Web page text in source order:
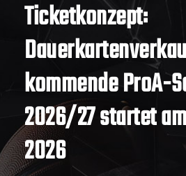
Ticketkonzept:
kommende ProA-
2026/27 startet
2026